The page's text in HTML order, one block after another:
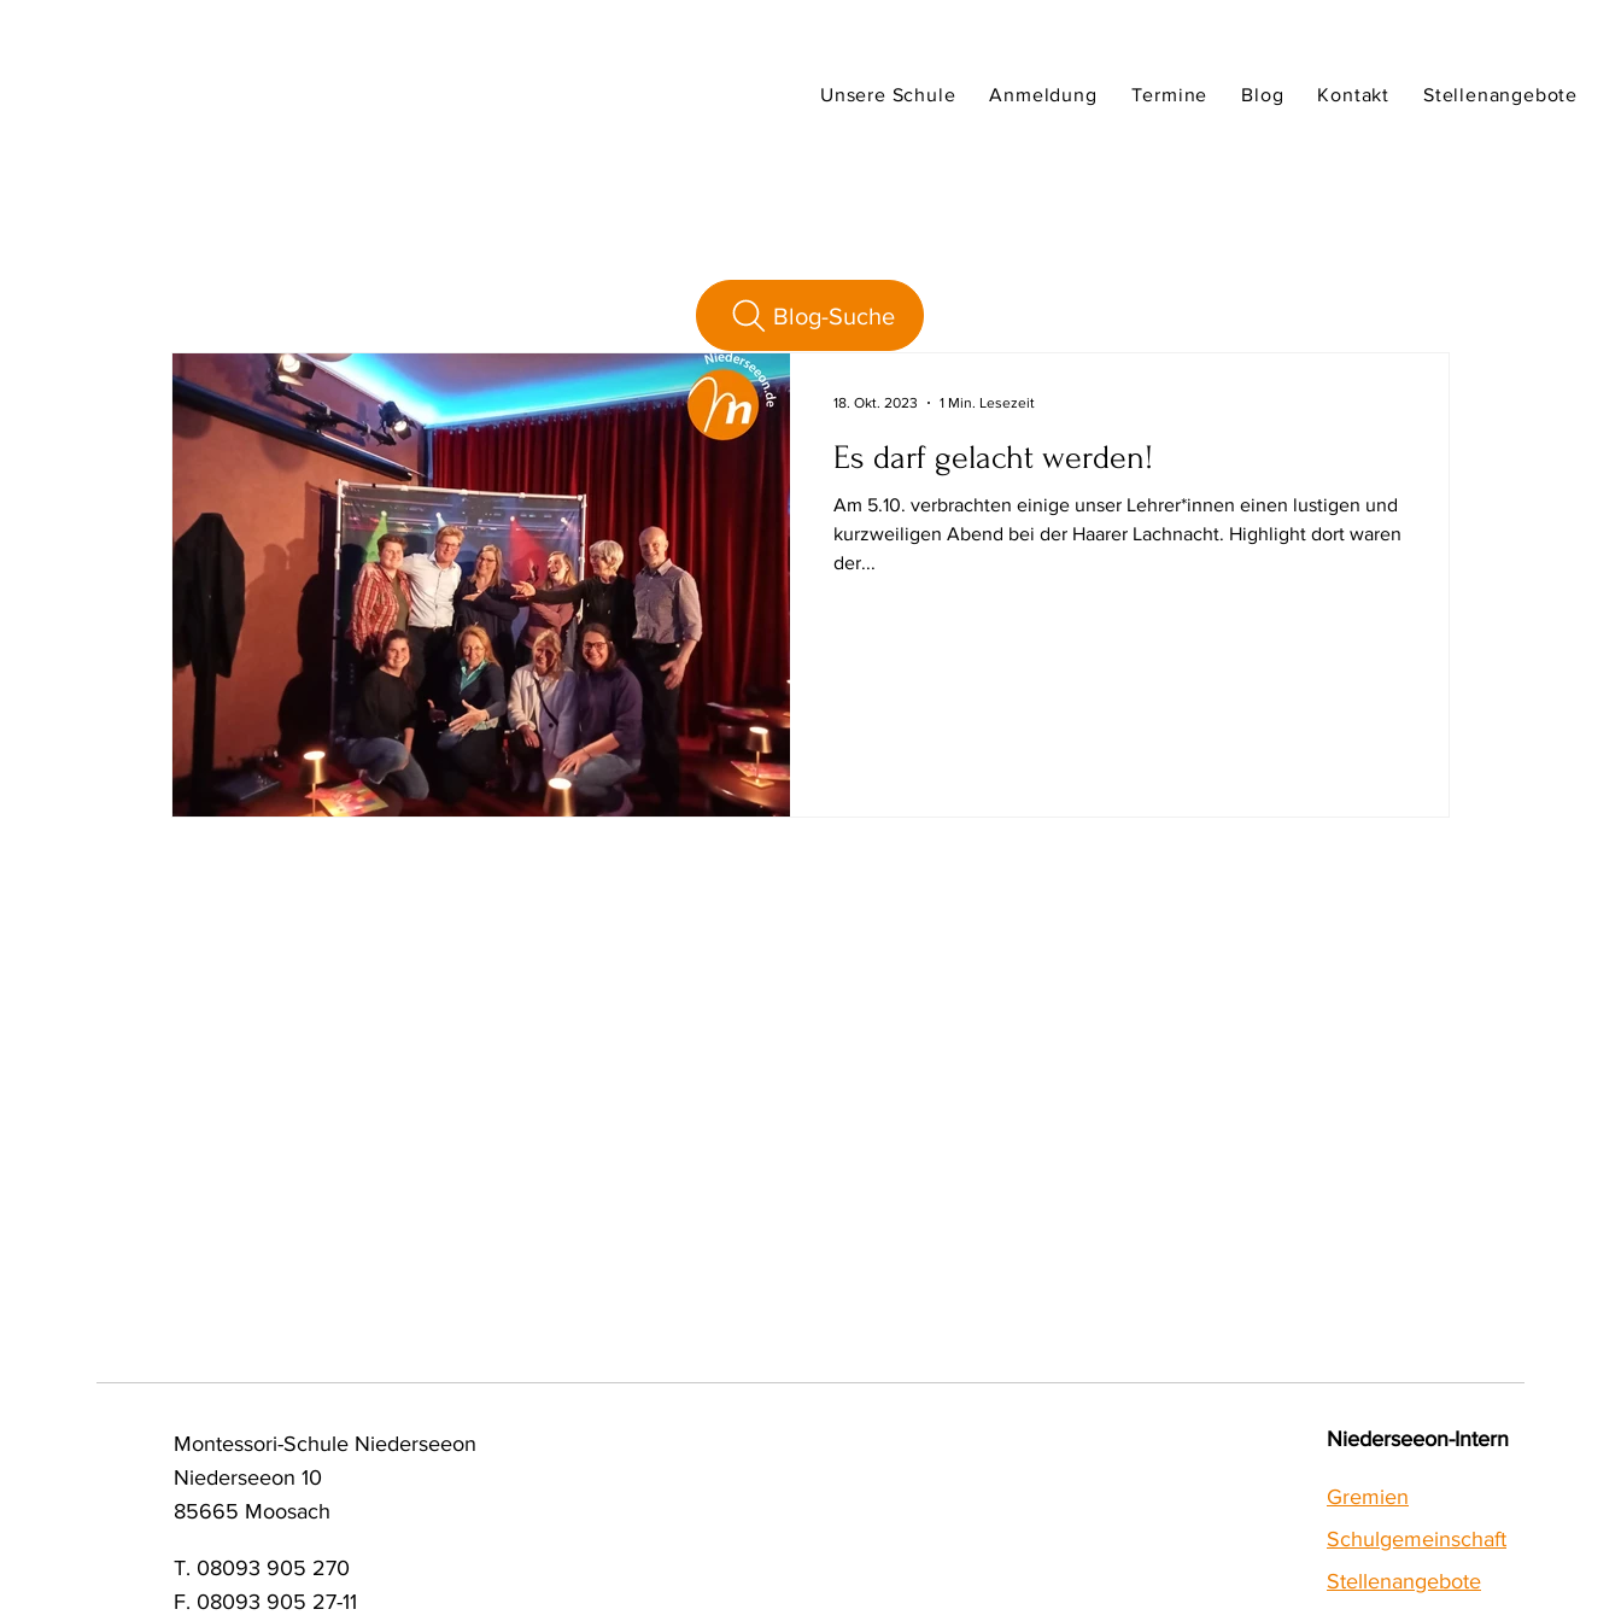
Unsere Schule Anmeldung Termine Blog Kontakt Stellenangebote
Es darf gelacht werden!
Am 5.10. verbrachten einige unser Lehrer*innen einen lustigen und
kurzweiligen Abend bei der Haarer Lachnacht. Highlight dort waren
der...
18. Okt. 2023 1 Min. Lesezeit
Blog-Suche
Montessori-Schule Niederseeon
Niederseeon 10
85665 Moosach
T. 08093 905 270
F. 08093 905 27-11
Niederseeon-Intern
Gremien
Schulgemeinschaft
Stellenangebote